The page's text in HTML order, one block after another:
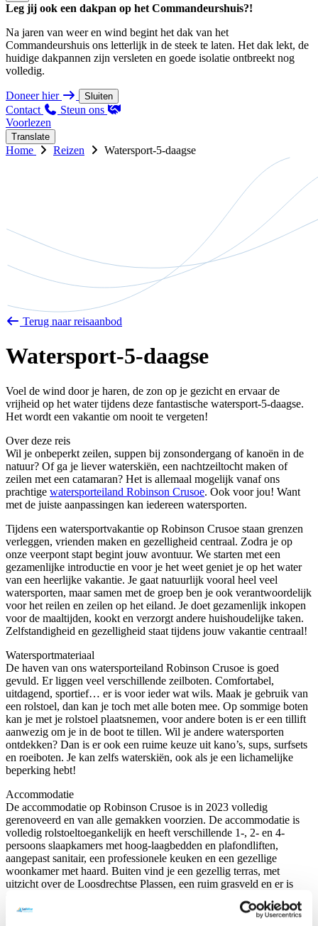
Leg jij ook een dakpan op het Commandeurshuis?!
Na jaren van weer en wind begint het dak van het
Commandeurshuis ons letterlijk in de steek te laten. Het dak lekt, de
huidige dakpannen zijn versleten en goede isolatie ontbreekt nog
volledig.
Doneer hier Sluiten
Contact
Steun ons
Voorlezen
Translate
Home Reizen Watersport-5-daagse
Terug naar reisaanbod
Watersport-5-daagse
Voel de wind door je haren, de zon op je gezicht en ervaar de
vrijheid op het water tijdens deze fantastische watersport-5-daagse.
Het wordt een vakantie om nooit te vergeten!
Over deze reis
Wil je onbeperkt zeilen, suppen bij zonsondergang of kanoën in de
natuur? Of ga je liever waterskiën, een nachtzeiltocht maken of
zeilen met een catamaran? Het is allemaal mogelijk vanaf ons
prachtige watersporteiland Robinson Crusoe. Ook voor jou! Want
met de juiste aanpassingen kan iedereen watersporten.
Tijdens een watersportvakantie op Robinson Crusoe staan grenzen
verleggen, vrienden maken en gezelligheid centraal. Zodra je op
onze veerpont stapt begint jouw avontuur. We starten met een
gezamenlijke introductie en voor je het weet geniet je op het water
van een heerlijke vakantie. Je gaat natuurlijk vooral heel veel
watersporten, maar samen met de groep ben je ook verantwoordelijk
voor het reilen en zeilen op het eiland. Je doet gezamenlijk inkopen
voor de maaltijden, kookt en verzorgt andere huishoudelijke taken.
Zelfstandigheid en gezelligheid staat tijdens jouw vakantie centraal!
Watersportmateriaal
De haven van ons watersporteiland Robinson Crusoe is goed
gevuld. Er liggen veel verschillende zeilboten. Comfortabel,
uitdagend, sportief… er is voor ieder wat wils. Maak je gebruik van
een rolstoel, dan kan je toch met alle boten mee. Op sommige boten
kan je met je rolstoel plaatsnemen, voor andere boten is er een tillift
aanwezig om je in de boot te tillen. Wil je andere watersporten
ontdekken? Dan is er ook een ruime keuze uit kano’s, sups, surfsets
en roeiboten. Je kan zelfs waterskiën, ook als je een lichamelijke
beperking hebt!
Accommodatie
De accommodatie op Robinson Crusoe is in 2023 volledig
gerenoveerd en van alle gemakken voorzien. De accommodatie is
volledig rolstoeltoegankelijk en heeft verschillende 1-, 2- en 4-
persoons slaapkamers met hoog-laagbedden en plafondliften,
aangepast sanitair, een professionele keuken en een gezellige
woonkamer met haard. Buiten vind je een gezellig terras, met
uitzicht over de Loosdrechtse Plassen, een ruim grasveld en er is